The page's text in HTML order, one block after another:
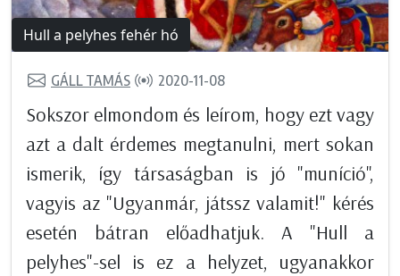
Hull a pelyhes fehér hó
GÁLL TAMÁS 2020-11-08
Sokszor elmondom és leírom, hogy ezt vagy
azt a dalt érdemes megtanulni, mert sokan
ismerik, így társaságban is jó "muníció",
vagyis az "Ugyanmár, játssz valamit!" kérés
esetén bátran előadhatjuk. A "Hull a
pelyhes"-sel is ez a helyzet, ugyanakkor